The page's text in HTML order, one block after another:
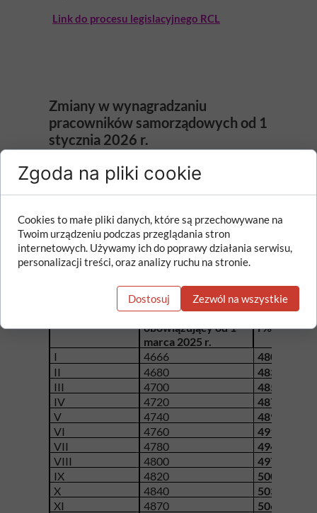
Zmiany w wynagradzaniu
pracowników samorządowych od 1
stycznia 2026 r.
Kluczowe zmiany dotyczące pracowników
samorządowych zatrudnianych na umowę o
pracę, przewidziane w projekcie, koncentrują
wynagrodzenia zasadniczego, mających
zastosowanie do wynagrodzeń należnych od
dnia1 stycznia 2026 r.
Minimalny poziom
wynagrodzenia
zasadniczego -
obowiązujący od 1
marca 2025 r.
Minimalny
i % wzrostu
I 4666
4806
II
4680
4830
III
4700
4850
IV
4720
4870
V
4740
4890
VI
4760
4910
VII
4780
4940
VIII
4800
4970
IX
4820
5000
X
4840
5030
XI
4870
5060
Link do procesu legislacyjnego RCL
Zgoda na pliki cookie
Cookies to małe pliki danych, które są przechowywane na
Twoim urządzeniu podczas przeglądania stron
internetowych. Używamy ich do poprawy działania serwisu,
personalizacji treści, oraz analizy ruchu na stronie.
Dostosuj Zezwól na wszystkie